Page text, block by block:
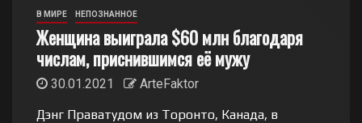
В МИРЕ НЕПОЗНАННОЕ
Женщина выиграла $60 млн благодаря
числам, приснившимся её мужу
30.01.2021
ArteFaktor
Дэнг Праватудом из Торонто, Канада, в